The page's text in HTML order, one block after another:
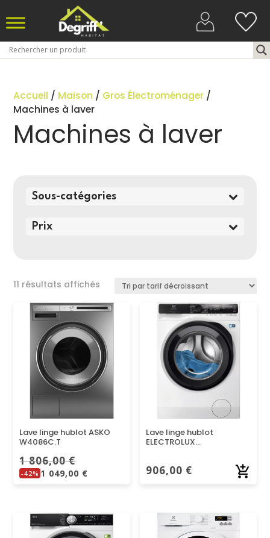
Accueil / Maison / Gros Électroménager /
Machines à laver
Machines à laver
Sous-catégories
Prix
11 résultats affichés
prix
Lave linge hublot ASKO
W4086C.T
1 806,00€
-42% 1 049,00 €
Lave linge hublot
ELECTROLUX
906,00 €